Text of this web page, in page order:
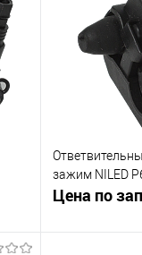
зажим NILED
Цена по